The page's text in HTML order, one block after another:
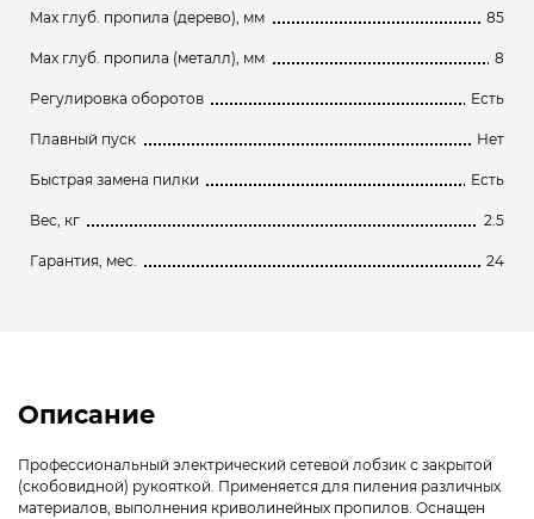
Max глуб. пропила (дерево), мм 85
Max глуб. пропила (металл), мм 8
Регулировка оборотов Есть
Плавный пуск Нет
Быстрая замена пилки Есть
Вес, кг 2.5
Гарантия, мес. 24
Описание
Профессиональный электрический сетевой лобзик с закрытой
(скобовидной) рукояткой. Применяется для пиления различных
материалов, выполнения криволинейных пропилов. Оснащен